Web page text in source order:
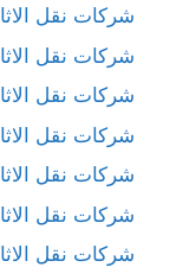
شركات نقل
شركات نقل
شركات نقل
شركات نقل
شركات نقل
شركات نقل
شركات نقل